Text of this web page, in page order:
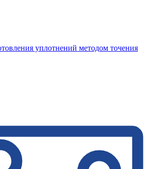
уплотнений методом точения